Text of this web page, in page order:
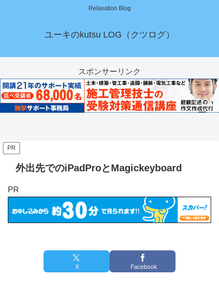
Relaxation Blog
ユーキのkutsu LOG（クツログ）
スポンサーリンク
PR
外出先でのiPadProとMagickeyboard
PR
X Facebook